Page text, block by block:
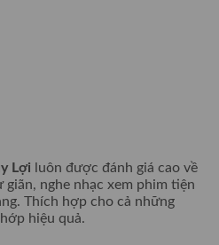
Lợi luôn được đánh giá cao về
nghe nhạc xem phim tiện
Thích hợp cho cả những
hiệu quả.